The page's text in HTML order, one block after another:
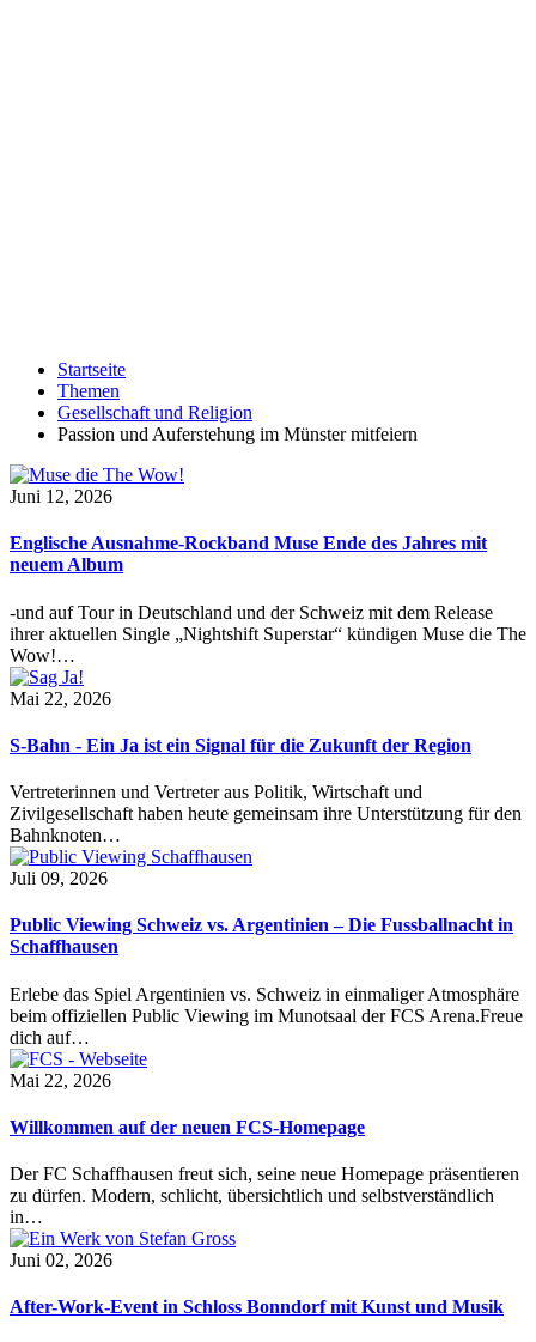
Startseite
Themen
Gesellschaft und Religion
Passion und Auferstehung im Münster mitfeiern
Juni 12, 2026
Englische Ausnahme-Rockband Muse Ende des Jahres mit
neuem Album
-und auf Tour in Deutschland und der Schweiz mit dem Release
ihrer aktuellen Single „Nightshift Superstar“ kündigen Muse die The
Wow!…
Mai 22, 2026
S-Bahn - Ein Ja ist ein Signal für die Zukunft der Region
Vertreterinnen und Vertreter aus Politik, Wirtschaft und
Zivilgesellschaft haben heute gemeinsam ihre Unterstützung für den
Bahnknoten…
Juli 09, 2026
Public Viewing Schweiz vs. Argentinien – Die Fussballnacht in
Schaffhausen
Erlebe das Spiel Argentinien vs. Schweiz in einmaliger Atmosphäre
beim offiziellen Public Viewing im Munotsaal der FCS Arena.Freue
dich auf…
Mai 22, 2026
Willkommen auf der neuen FCS-Homepage
Der FC Schaffhausen freut sich, seine neue Homepage präsentieren
zu dürfen. Modern, schlicht, übersichtlich und selbstverständlich
in…
Juni 02, 2026
After-Work-Event in Schloss Bonndorf mit Kunst und Musik